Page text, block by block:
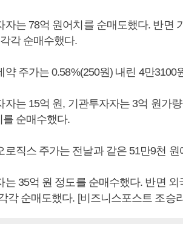
자는 78억 원어치를 순매도했다. 반면
각 순매수했다.
약 주가는 0.58%(250원) 내린 4만3100
자는 15억 원, 기관투자자는 3억 원가
를 순매수했다.
로직스 주가는 전날과 같은 51만9천 원
는 35억 원 정도를 순매수했다. 반면
각 순매도했다. [비즈니스포스트 조승